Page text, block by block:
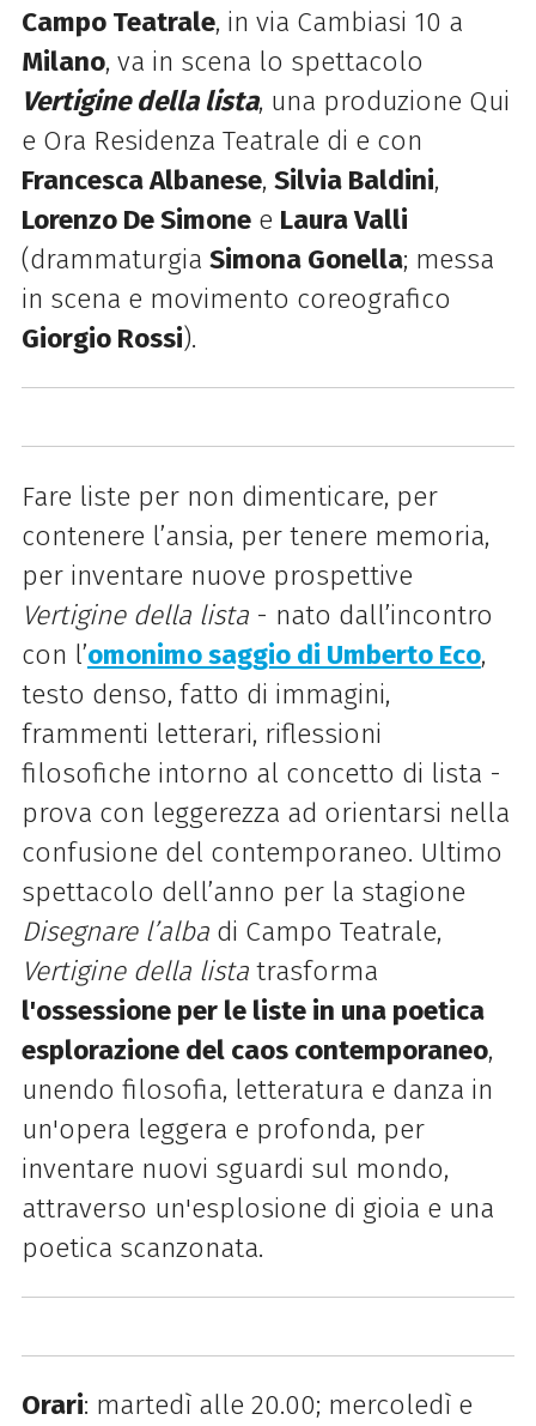
Campo Teatrale, in via Cambiasi 10 a
Milano, va in scena lo spettacolo
Vertigine della lista, una produzione Qui
e Ora Residenza Teatrale di e con
Francesca Albanese, Silvia Baldini,
Lorenzo De Simonee Laura Valli
(drammaturgia Simona Gonella; messa
in scena e movimento coreografico
Giorgio Rossi).
Fare liste per non dimenticare, per
contenere l’ansia, per tenere memoria,
per inventare nuove prospettive
Vertigine della lista- nato dall’incontro
con l’omonimo saggio di Umberto Eco,
testo denso, fatto di immagini,
frammenti letterari, riflessioni
filosofiche intorno al concetto di lista -
prova con leggerezza ad orientarsi nella
confusione del contemporaneo. Ultimo
spettacolo dell’anno per la stagione
Disegnare l’albadi Campo Teatrale,
Vertigine della lista trasforma
l'ossessione per le liste in una poetica
esplorazione del caos contemporaneo,
unendo filosofia, letteratura e danza in
un'opera leggera e profonda, per
inventare nuovi sguardi sul mondo,
attraverso un'esplosione di gioia e una
poetica scanzonata.
Orari: martedì alle 20.00; mercoledì e